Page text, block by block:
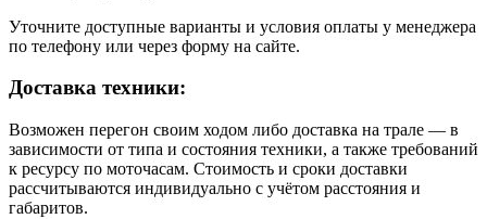
Уточните доступные варианты и условия оплаты у менеджера
по телефону или через форму на сайте.
Доставка техники:
Возможен перегон своим ходом либо доставка на трале — в
зависимости от типа и состояния техники, а также требований
к ресурсу по моточасам. Стоимость и сроки доставки
рассчитываются индивидуально с учётом расстояния и
габаритов.